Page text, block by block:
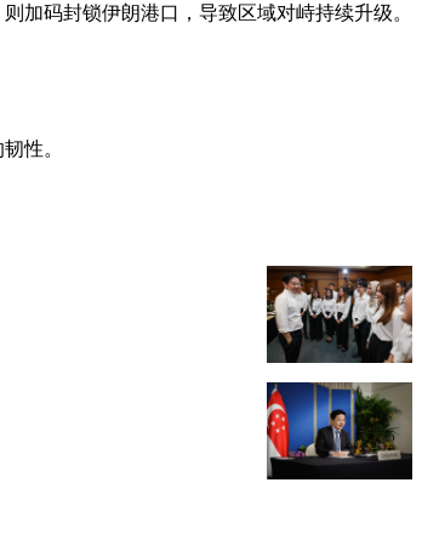
加码封锁伊朗港口，导致区域对峙持续升级。
性。